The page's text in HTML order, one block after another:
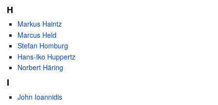
H
Markus Haintz
Marcus Held
Stefan Homburg
Hans-Iko Huppertz
Norbert Häring
I
John Ioannidis